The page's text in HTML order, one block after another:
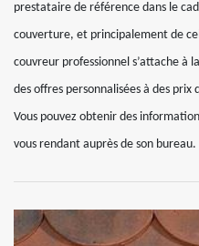
prestataire de référence dans le
couverture, et principalement de
couvreur professionnel s’attache à
des offres personnalisées à des
Vous pouvez obtenir des
vous rendant auprès de son bureau.